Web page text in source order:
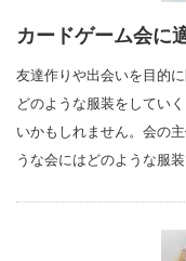
カードゲーム会に
友達作りや出会いを目的
どのような服装をしてい
いかもしれません。会の
うな会にはどのような服